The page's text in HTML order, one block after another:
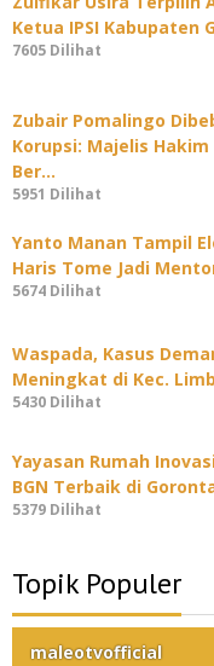
Ketua IPSI Kabupaten
7605 Dilihat
Zubair Pomalingo
Korupsi: Majelis
Ber…
5951 Dilihat
Yanto Manan Tampil
Haris Tome Jadi
5674 Dilihat
Waspada, Kasus
Meningkat di Kec.
5430 Dilihat
Yayasan Rumah
BGN Terbaik di
5379 Dilihat
Topik Populer
maleotvofficial